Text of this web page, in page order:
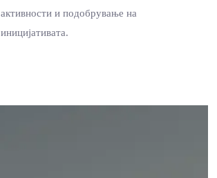
активности и подобрување на
иницијативата.